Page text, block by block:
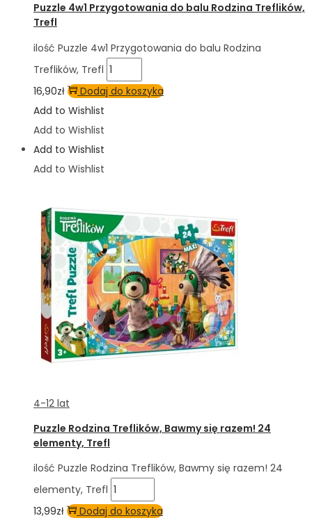
Puzzle 4w1 Przygotowania do balu Rodzina Treflików,
Trefl
ilość Puzzle 4w1 Przygotowania do balu Rodzina
Treflików, Trefl
16,90zł
Dodaj do koszyka
Add to Wishlist
Add to Wishlist
Add to Wishlist
Add to Wishlist
4-12 lat
Puzzle Rodzina Treflików, Bawmy się razem! 24
elementy, Trefl
ilość Puzzle Rodzina Treflików, Bawmy się razem! 24
elementy, Trefl
13,99zł
Dodaj do koszyka